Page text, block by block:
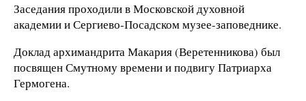
Заседания проходили в Московской духовной
академии и Сергиево-Посадском музее-заповеднике.
Доклад архимандрита Макария (Веретенникова) был
посвящен Смутному времени и подвигу Патриарха
Гермогена.